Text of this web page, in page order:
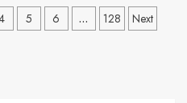
5 6 … 128 Next